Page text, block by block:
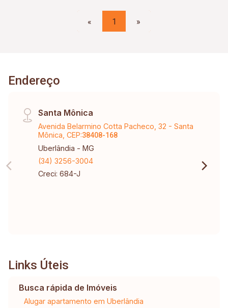
« 1 »
Endereço
Santa Mônica
Avenida Belarmino Cotta Pacheco, 32 - Santa
Mônica, CEP:38408-168
Uberlândia - MG
(34) 3256-3004
Creci: 684-J
Links Úteis
Busca rápida de Imóveis
Alugar apartamento em Uberlândia